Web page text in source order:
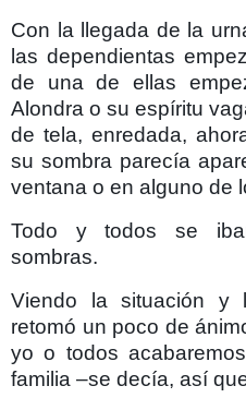
Con la llegada de la
las dependientas
de una de ellas
Alondra o su espíritu
de tela, enredada,
su sombra parecía
ventana o en alguno de
Todo y todos se
sombras.
Viendo la situación y
retomó un poco de
yo o todos
familia –se decía, así